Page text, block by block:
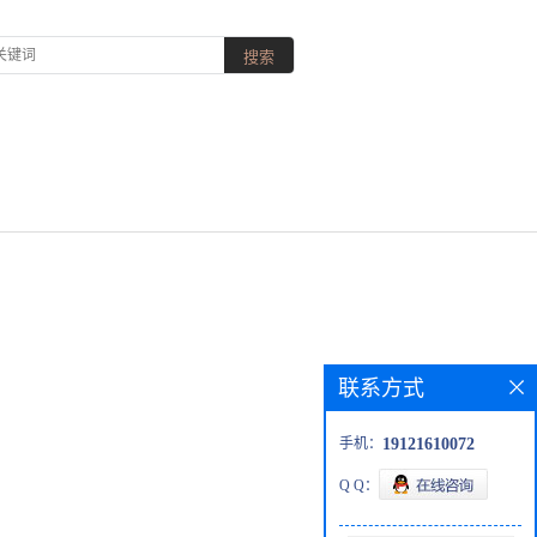
联系方式
手机： 19121610072
Q Q：